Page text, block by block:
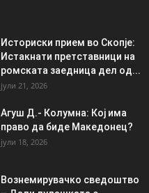
Историски прием во Скопје:
Истакнати претставници на
ромската заедница дел од...
јули 21, 2026
Агуш Д.- Колумна: Кој има
право да биде Македонец?
јули 18, 2026
Вознемирувачко сведоштво